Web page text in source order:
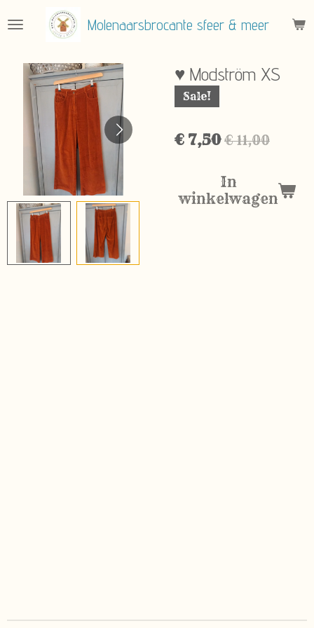
direct
hoofdinhoud
Molenaarsbrocante sfeer & meer
♥ Modström XS
Sale!
€ 7,50€ 11,00
In
winkelwagen